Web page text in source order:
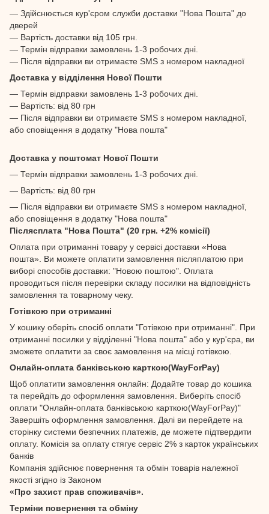
— Здійснюється кур'єром служби доставки "Нова Пошта" до
дверей
— Вартість доставки від 105 грн.
— Термін відправки замовлень 1-3 робочих дні.
— Після відправки ви отримаєте SMS з номером накладної
Доставка у відділення Нової Пошти
— Термін відправки замовлень 1-3 робочих дні.
— Вартість: від 80 грн
— Після відправки ви отримаєте SMS з номером накладної,
або сповіщення в додатку "Нова пошта"
Доставка у поштомат Нової Пошти
— Термін відправки замовлень 1-3 робочих дні.
— Вартість: від 80 грн
— Після відправки ви отримаєте SMS з номером накладної,
або сповіщення в додатку "Нова пошта"
Післясплата "Нова Пошта" (20 грн. +2% комісії)
Оплата при отриманні товару у сервісі доставки «Нова
пошта». Ви можете оплатити замовлення післяплатою при
виборі способів доставки: "Новою поштою". Оплата
проводиться після перевірки складу посилки на відповідність
замовлення та товарному чеку.
Готівкою при отриманні
У кошику оберіть спосіб оплати "Готівкою при отриманні". При
отриманні посилки у відділенні "Нова пошта" або у кур'єра, ви
зможете оплатити за своє замовлення на місці готівкою.
Онлайн-оплата банківською карткою(WayForPay)
Щоб оплатити замовлення онлайн: Додайте товар до кошика
та перейдіть до оформлення замовлення. Виберіть спосіб
оплати "Онлайн-оплата банківською карткою(WayForPay)"
Завершіть оформлення замовлення. Далі ви перейдете на
сторінку системи безпечних платежів, де можете підтвердити
оплату. Комісія за оплату стягує сервіс 2% з карток українських
банків
Компанія здійснює повернення та обмін товарів належної
якості згідно із Законом
«Про захист прав споживачів».
Терміни повернення та обміну